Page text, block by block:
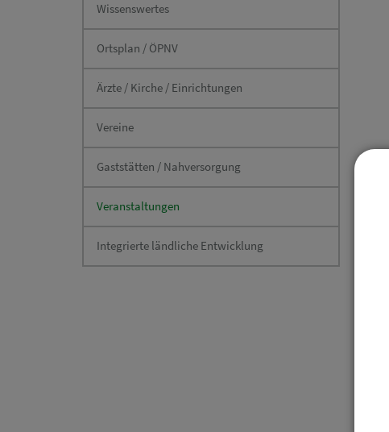
Wissenswertes
Ortsplan / ÖPNV
Ärzte / Kirche / Einrichtungen
Vereine
Gaststätten / Nahversorgung
Veranstaltungen
Integrierte ländliche Entwicklung